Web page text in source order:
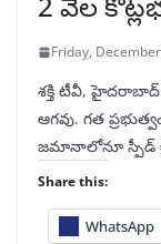
Friday,
శక్తి టీవీ, హైదరాబాద్‌
ఆగవు. గత
జమానాలోనూ స్పీడ్‌
Share this:
WhatsApp